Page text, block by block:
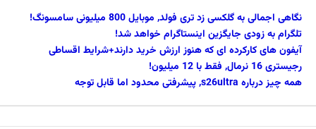
نگاهی اجمالی به گلکسی زد تری فولد, موبایل 800 میلیونی سامسونگ!
تلگرام به زودی جایگزین اینستاگرام خواهد شد!
آیفون های کارکرده ای که هنوز ارزش خرید دارند+شرایط اقساطی
رجیستری 16 نرمال, فقط با 12 میلیون!
همه چیز درباره s26ultra, پیشرفتی محدود اما قابل توجه